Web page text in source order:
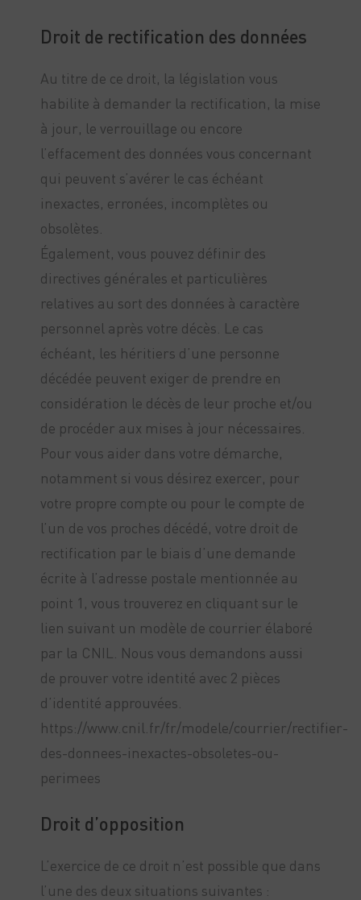
Droit de rectification des données
Au titre de ce droit, la législation vous
habilite à demander la rectification, la mise
à jour, le verrouillage ou encore
l’effacement des données vous concernant
qui peuvent s’avérer le cas échéant
inexactes, erronées, incomplètes ou
obsolètes.
Également, vous pouvez définir des
directives générales et particulières
relatives au sort des données à caractère
personnel après votre décès. Le cas
échéant, les héritiers d’une personne
décédée peuvent exiger de prendre en
considération le décès de leur proche et/ou
de procéder aux mises à jour nécessaires.
Pour vous aider dans votre démarche,
notamment si vous désirez exercer, pour
votre propre compte ou pour le compte de
l’un de vos proches décédé, votre droit de
rectification par le biais d’une demande
écrite à l’adresse postale mentionnée au
point 1, vous trouverez en cliquant sur le
lien suivant un modèle de courrier élaboré
par la CNIL. Nous vous demandons aussi
de prouver votre identité avec 2 pièces
d’identité approuvées.
https://www.cnil.fr/fr/modele/courrier/rectifier-
des-donnees-inexactes-obsoletes-ou-
perimees
Droit d’opposition
L’exercice de ce droit n’est possible que dans
l’une des deux situations suivantes :